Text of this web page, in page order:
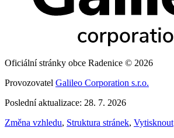
Oficiální stránky obce Radenice © 2026
Provozovatel Galileo Corporation s.r.o.
Poslední aktualizace: 28. 7. 2026
Změna vzhledu, Struktura stránek, Vytisknout